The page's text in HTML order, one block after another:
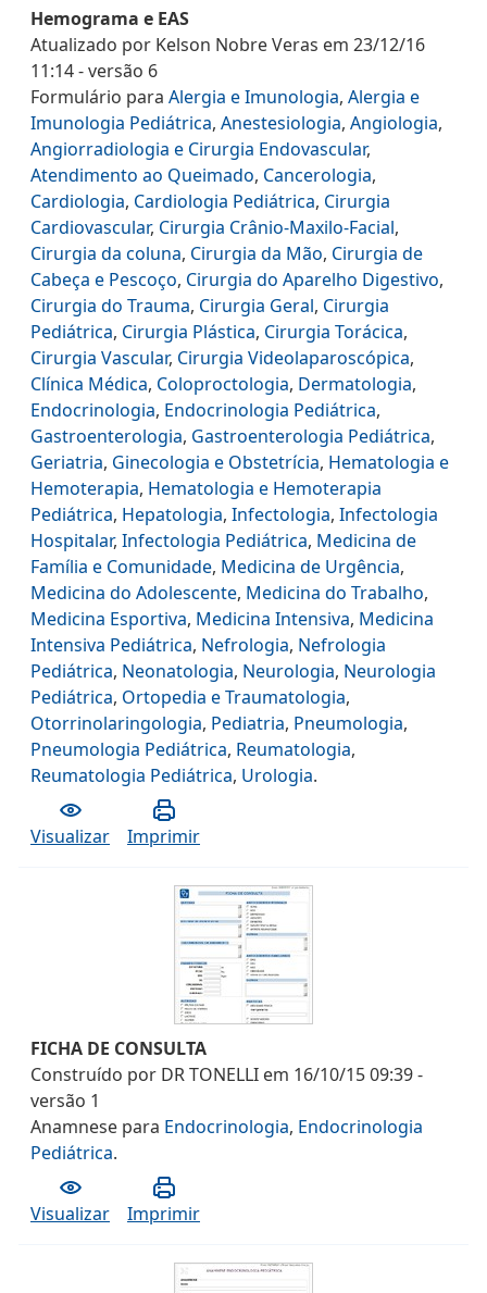
Hemograma e EAS
Atualizado por Kelson Nobre Veras em 23/12/16
11:14- versão 6
Formulário para Alergia e Imunologia, Alergia e
Imunologia Pediátrica, Anestesiologia, Angiologia,
Angiorradiologia e Cirurgia Endovascular,
Atendimento ao Queimado, Cancerologia,
Cardiologia, Cardiologia Pediátrica, Cirurgia
Cardiovascular, Cirurgia Crânio-Maxilo-Facial,
Cirurgia da coluna, Cirurgia da Mão, Cirurgia de
Cabeça e Pescoço, Cirurgia do Aparelho Digestivo,
Cirurgia do Trauma, Cirurgia Geral, Cirurgia
Pediátrica, Cirurgia Plástica, Cirurgia Torácica,
Cirurgia Vascular, Cirurgia Videolaparoscópica,
Clínica Médica, Coloproctologia, Dermatologia,
Endocrinologia, Endocrinologia Pediátrica,
Gastroenterologia, Gastroenterologia Pediátrica,
Geriatria, Ginecologia e Obstetrícia, Hematologia e
Hemoterapia, Hematologia e Hemoterapia
Pediátrica, Hepatologia, Infectologia, Infectologia
Hospitalar, Infectologia Pediátrica, Medicina de
Família e Comunidade, Medicina de Urgência,
Medicina do Adolescente, Medicina do Trabalho,
Medicina Esportiva, Medicina Intensiva, Medicina
Intensiva Pediátrica, Nefrologia, Nefrologia
Pediátrica, Neonatologia, Neurologia, Neurologia
Pediátrica, Ortopedia e Traumatologia,
Otorrinolaringologia, Pediatria, Pneumologia,
Pneumologia Pediátrica, Reumatologia,
Reumatologia Pediátrica, Urologia.
Visualizar Imprimir
FICHA DE CONSULTA
Construído por DR TONELLI em 16/10/15 09:39-
versão 1
Anamnese para Endocrinologia, Endocrinologia
Pediátrica.
Visualizar Imprimir